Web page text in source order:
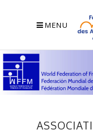
MENU